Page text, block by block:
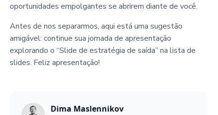
oportunidades empolgantes se abrirem diante de você.
Antes de nos separarmos, aqui está uma sugestão
amigável: continue sua jornada de apresentação
explorando o “Slide de estratégia de saída” na lista de
slides. Feliz apresentação!
Dima Maslennikov